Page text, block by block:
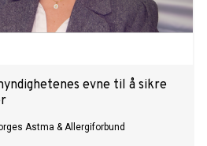
evne til å sikre
Astma & Allergiforbund